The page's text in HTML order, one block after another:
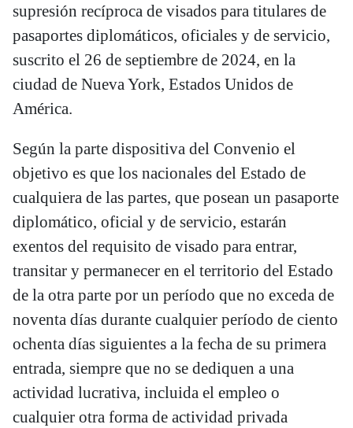
supresión recíproca de visados para titulares de
pasaportes diplomáticos, oficiales y de servicio,
suscrito el 26 de septiembre de 2024, en la
ciudad de Nueva York, Estados Unidos de
América.
Según la parte dispositiva del Convenio el
objetivo es que los nacionales del Estado de
cualquiera de las partes, que posean un pasaporte
diplomático, oficial y de servicio, estarán
exentos del requisito de visado para entrar,
transitar y permanecer en el territorio del Estado
de la otra parte por un período que no exceda de
noventa días durante cualquier período de ciento
ochenta días siguientes a la fecha de su primera
entrada, siempre que no se dediquen a una
actividad lucrativa, incluida el empleo o
cualquier otra forma de actividad privada